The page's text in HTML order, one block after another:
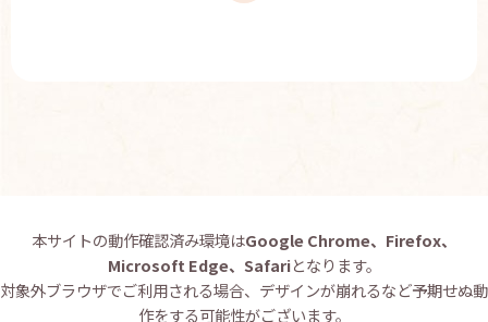
本サイトの動作確認済み環境はGoogle Chrome、Firefox、
Microsoft Edge、Safariとなります。
対象外ブラウザでご利用される場合、デザインが崩れるなど予期せぬ動
作をする可能性がございます。